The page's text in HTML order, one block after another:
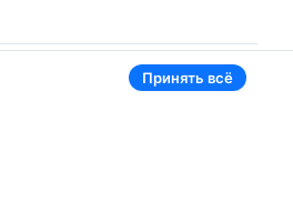
Принять всё